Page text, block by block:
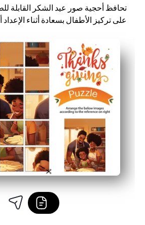
تحافظ أحجية صور عيد الشكر القابلة
على تركيز الأطفال بسعادة أثناء
سهولة التحضير - ما عليك سوى تنزيلها
مشاركة عالية - مشهد عيد الشكر
متعدد الاستخدامات للمنزل أو الفصل
خيار قابل لإعادة الاستخدام - قم